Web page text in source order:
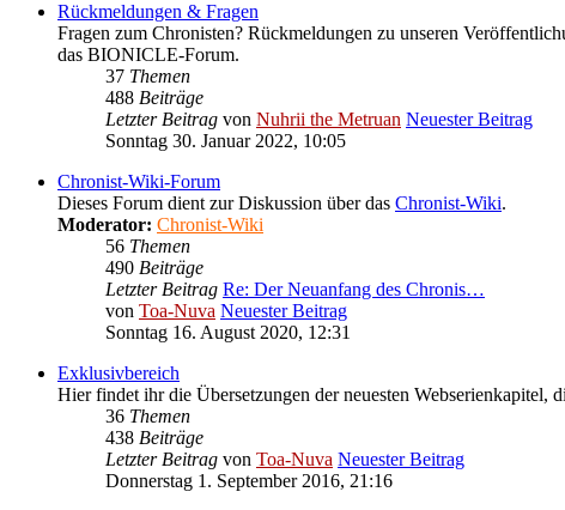
Rückmeldungen & Fragen
Fragen zum Chronisten? Rückmeldungen zu unseren
das BIONICLE-Forum.
37 Themen
488 Beiträge
Letzter Beitrag von Nuhrii the Metruan Neuester Beitrag
Sonntag 30. Januar 2022, 10:05
Chronist-Wiki-Forum
Dieses Forum dient zur Diskussion über das Chronist-Wiki.
Moderator: Chronist-Wiki
56 Themen
490 Beiträge
Letzter Beitrag Re: Der Neuanfang des Chronis…
von Toa-Nuva Neuester Beitrag
Sonntag 16. August 2020, 12:31
Exklusivbereich
Hier findet ihr die Übersetzungen der neuesten Webserienkapitel,
36 Themen
438 Beiträge
Letzter Beitrag von Toa-Nuva Neuester Beitrag
Donnerstag 1. September 2016, 21:16